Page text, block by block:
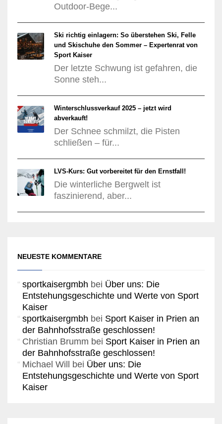
Outdoor-Bege...
Ski richtig einlagern: So überstehen Ski, Felle
und Skischuhe den Sommer – Expertenrat von
Sport Kaiser
Der letzte Schwung ist gefahren, die
Sonne steh...
Winterschlussverkauf 2025 – jetzt wird
abverkauft!
Der Schnee schmilzt, die Pisten
schließen – für...
LVS-Kurs: Gut vorbereitet für den Ernstfall!
Die winterliche Bergwelt ist
faszinierend, aber...
NEUESTE KOMMENTARE
sportkaisergmbh bei Über uns: Die
Entstehungsgeschichte und Werte von Sport
Kaiser
sportkaisergmbh bei Sport Kaiser in Prien an
der Bahnhofsstraße geschlossen!
Christian Brumm bei Sport Kaiser in Prien an
der Bahnhofsstraße geschlossen!
Michael Will bei Über uns: Die
Entstehungsgeschichte und Werte von Sport
Kaiser